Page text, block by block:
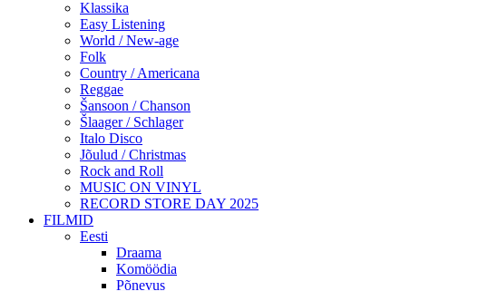
Klassika
Easy Listening
World / New-age
Folk
Country / Americana
Reggae
Šansoon / Chanson
Šlaager / Schlager
Italo Disco
Jõulud / Christmas
Rock and Roll
MUSIC ON VINYL
RECORD STORE DAY 2025
FILMID
Eesti
Draama
Komöödia
Põnevus